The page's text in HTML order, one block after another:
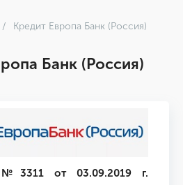
Кредит Европа Банк (Россия)
Банк (Россия)
от 03.09.2019 г.